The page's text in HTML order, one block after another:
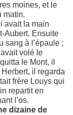
moines, et le
matin.
avait la main
Aubert. Ensuite
sang à l’épaule ;
volé le
le Mont, il
il regarda
frère Louys qui
repartit en
l’os.
dizaine de